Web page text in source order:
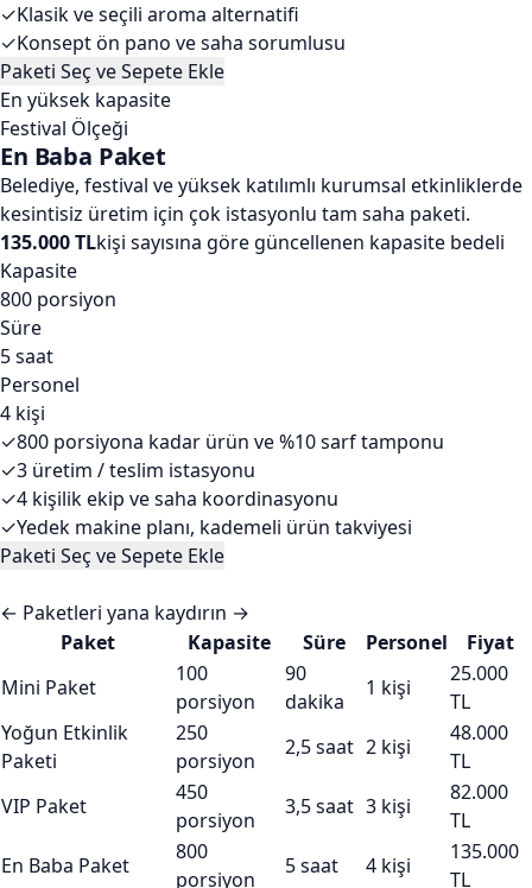
✓Klasik ve seçili aroma alternatifi
✓Konsept ön pano ve saha sorumlusu
Paketi Seç ve Sepete Ekle
En yüksek kapasite
Festival Ölçeği
En Baba Paket
Belediye, festival ve yüksek katılımlı kurumsal etkinliklerde
kesintisiz üretim için çok istasyonlu tam saha paketi.
135.000 TLkişi sayısına göre güncellenen kapasite bedeli
Kapasite
800 porsiyon
Süre
5 saat
Personel
4 kişi
✓800 porsiyona kadar ürün ve %10 sarf tamponu
✓3 üretim / teslim istasyonu
✓4 kişilik ekip ve saha koordinasyonu
✓Yedek makine planı, kademeli ürün takviyesi
Paketi Seç ve Sepete Ekle
← Paketleri yana kaydırın →
Paket
Kapasite Süre Personel
Fiyat
Mini Paket
100
porsiyon
90
dakika
1 kişi
25.000
TL
Yoğun Etkinlik
Paketi
250
porsiyon
2,5 saat 2 kişi
48.000
TL
VIP Paket
450
porsiyon
3,5 saat 3 kişi
82.000
TL
En Baba Paket
800
porsiyon
5 saat 4 kişi
135.000
TL